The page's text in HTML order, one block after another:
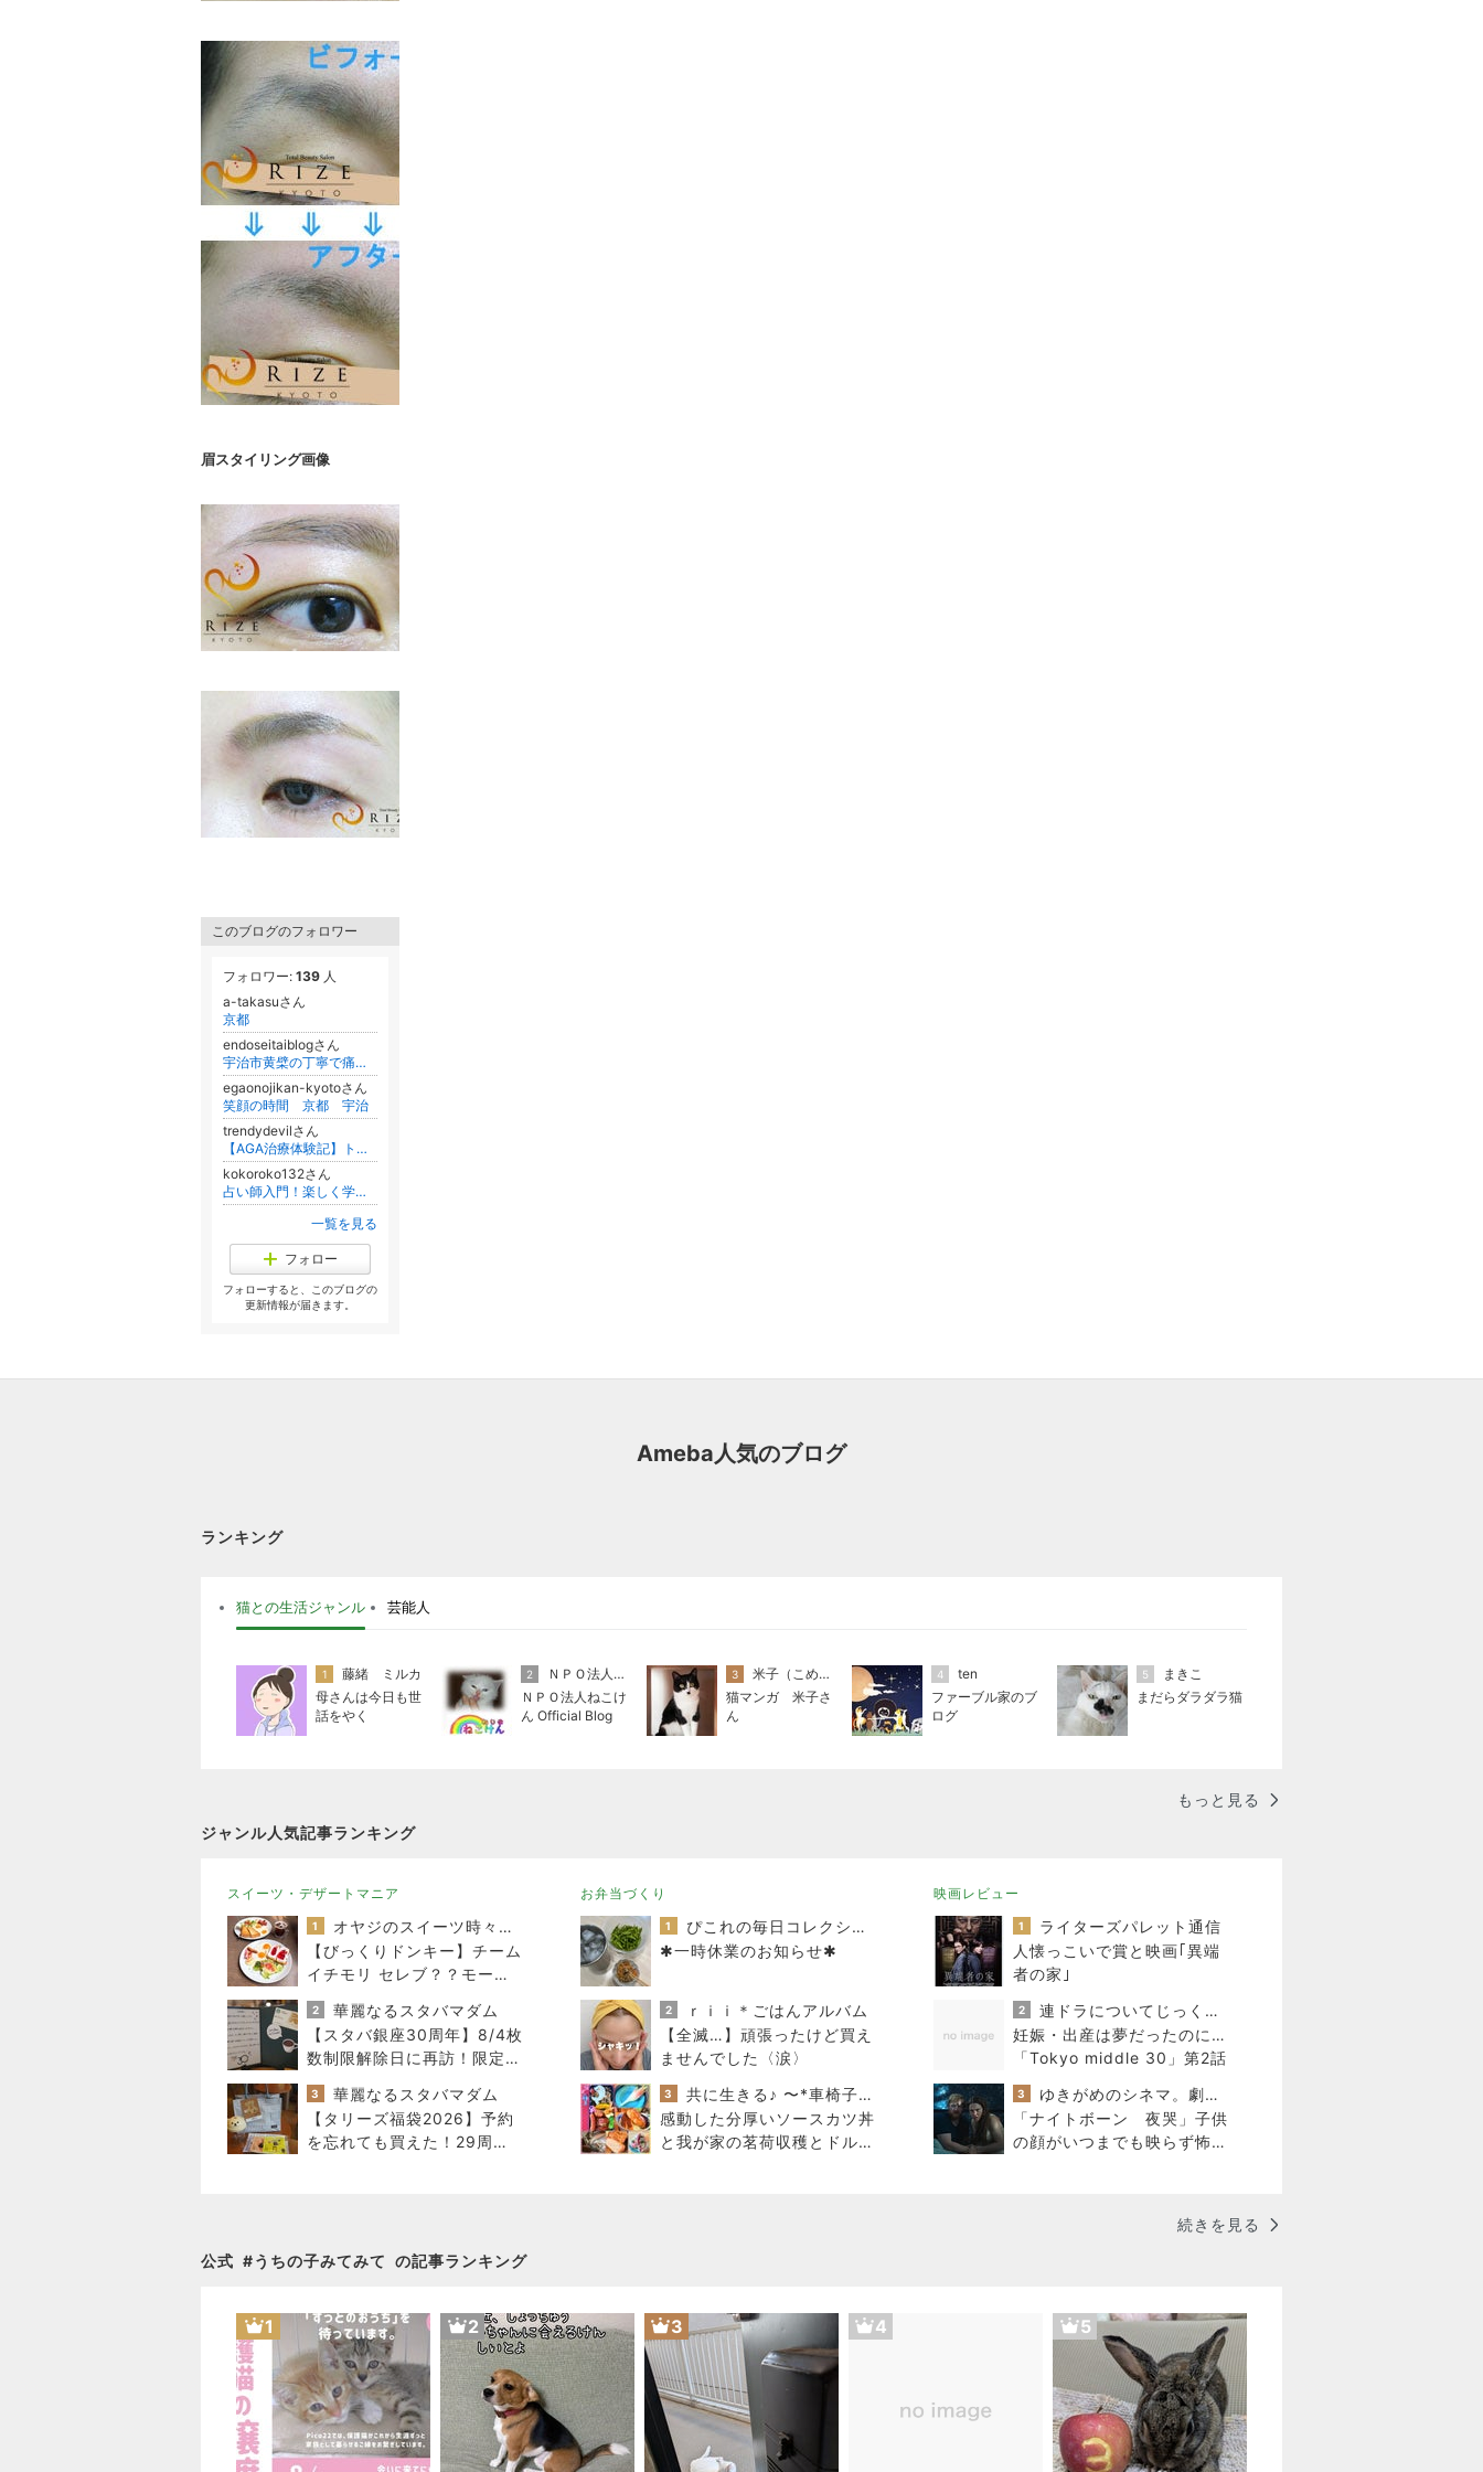
眉スタイリング画像
このブログのフォロワー
フォロワー: 139 人
a-takasuさん
京都
endoseitaiblogさん
宇治市黄檗の丁寧で痛くない整体で姿勢を正して首・肩こり・腰痛解消
egaonojikan-kyotoさん
笑顔の時間 京都 宇治
trendydevilさん
【AGA治療体験記】トレンディデビル内藤＆かかしが髪を生やして心をイケメンにするブログ
kokoroko132さん
占い師入門！楽しく学んでいくよ
一覧を見る
フォロー
フォローすると、このブログの
更新情報が届きます。
Ameba人気のブログ
ランキング
猫との生活ジャンル 芸能人
1
藤緒 ミルカ
母さんは今日も世
話をやく
2
ＮＰＯ法人ねこけん
ＮＰＯ法人ねこけ
ん Official Blog
3
米子（こめこ）
猫マンガ 米子さ
ん
4
ten
ファーブル家のブ
ログ
5
まきこ
まだらダラダラ猫
もっと見る
ジャンル人気記事ランキング
スイーツ・デザートマニア
1
オヤジのスイーツ時々ランニングブログ
【びっくりドンキー】チーム
イチモリ セレブ？？モーニ
ング
2
華麗なるスタバマダム
【スタバ銀座30周年】8/4枚
数制限解除日に再訪！限定カ
ードと店舗名刺の在庫は？
3
華麗なるスタバマダム
【タリーズ福袋2026】予約
を忘れても買えた！29周年
お弁当づくり
1
ぴこれの毎日コレクション♬.*ﾟ
✱一時休業のお知らせ✱
2
ｒｉｉ＊ごはんアルバム
【全滅…】頑張ったけど買え
ませんでした〈涙〉
3
共に生きる♪ 〜*車椅子の息子とお弁当の記録*〜
感動した分厚いソースカツ丼
と我が家の茗荷収穫とドルフ
映画レビュー
1
ライターズパレット通信
人懐っこいで賞と映画｢異端
者の家｣
2
連ドラについてじっくり語るブログ
妊娠・出産は夢だったのに…
「Tokyo middle 30」第2話
3
ゆきがめのシネマ。劇場に映画を観に行こっ！！
「ナイトボーン 夜哭」子供
の顔がいつまでも映らず怖い
続きを見る
公式 #うちの子みてみて の記事ランキング
1 2 3 4 5